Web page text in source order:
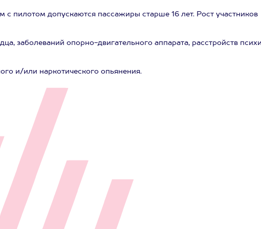
с пилотом допускаются пассажиры старше 16 лет. Рост участников
заболеваний опорно-двигательного аппарата, расстройств
и/или наркотического опьянения.